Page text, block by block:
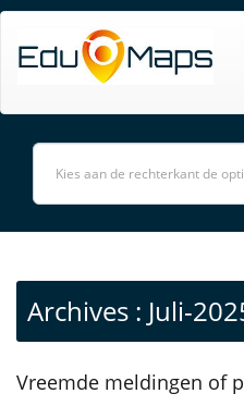
Archives : Juli-
Vreemde meldingen of